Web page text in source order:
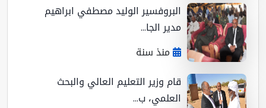
البروفسير الوليد مصطفي ابراهيم
مدير الجا...
منذ سنة
قام وزير التعليم العالي والبحث
العلمي، ب...